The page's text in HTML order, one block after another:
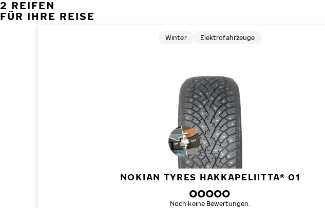
2 REIFEN
FÜR IHRE REISE
NOKIAN TYRES HAKKAPELIITTA® 01
Winter Elektrofahrzeuge
Noch keine Bewertungen.